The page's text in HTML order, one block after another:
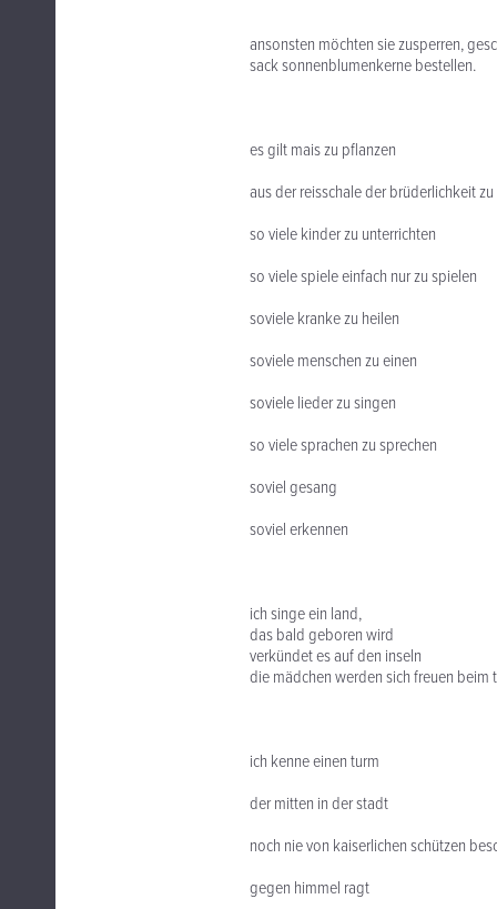
ansonsten möchten sie zusperren,
sack sonnenblumenkerne bestellen.
es gilt mais zu pflanzen
aus der reisschale der brüderlichkeit
so viele kinder zu unterrichten
so viele spiele einfach nur zu spielen
soviele kranke zu heilen
soviele menschen zu einen
soviele lieder zu singen
so viele sprachen zu sprechen
soviel gesang
soviel erkennen
ich singe ein land,
das bald geboren wird
verkündet es auf den inseln
die mädchen werden sich freuen beim
ich kenne einen turm
der mitten in der stadt
noch nie von kaiserlichen schützen
gegen himmel ragt